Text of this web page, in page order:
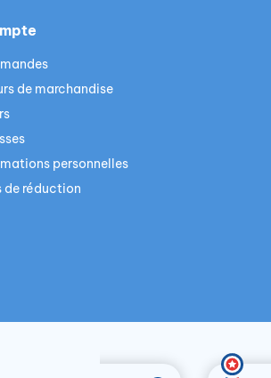
de marchandise
personnelles
de réduction